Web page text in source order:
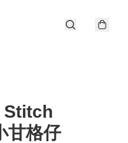
Stitch
甘格仔